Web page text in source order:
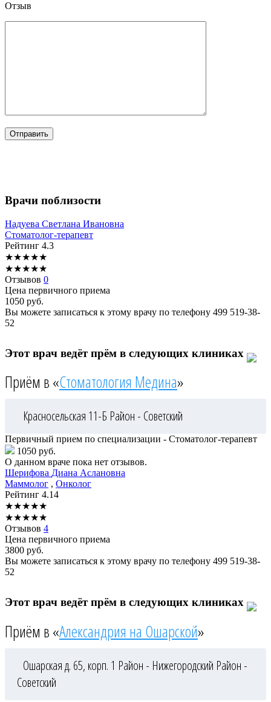
Отзыв
Врачи поблизости
Надуева Светлана Ивановна
Стоматолог-терапевт
Рейтинг 4.3
★★★★★
★★★★★
Отзывов 0
Цена первичного приема
1050 руб.
Вы можете записаться к этому врачу по телефону 499 519-38-
52
Этот врач ведёт прём в следующих клиниках
Приём в «Стоматология Медина»
Красносельская 11-Б Район - Советский
Первичный прием по специализации - Стоматолог-терапевт
1050 руб.
О данном враче пока нет отзывов.
Шерифова Диана Аслановна
Маммолог , Онколог
Рейтинг 4.14
★★★★★
★★★★★
Отзывов 4
Цена первичного приема
3800 руб.
Вы можете записаться к этому врачу по телефону 499 519-38-
52
Этот врач ведёт прём в следующих клиниках
Приём в «Александрия на Ошарской»
Ошарская д. 65, корп. 1 Район - Нижегородский Район -
Советский